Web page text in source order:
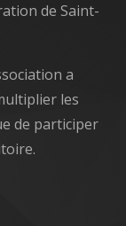
de Saint-
a
les
de participer